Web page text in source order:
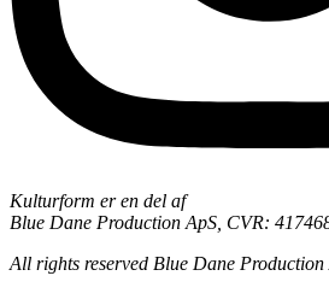
Kulturform er en del af
Blue Dane Production ApS, CVR:
All rights reserved Blue Dane Production